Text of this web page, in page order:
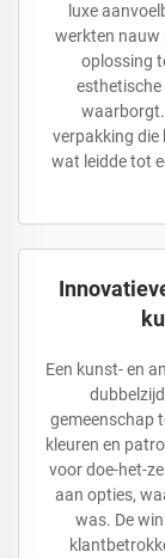
luxe
werkten nauw
oplossing
esthetische
verpakking die
wat leidde tot
Een kunst- en
gemeenschap
kleuren en
voor doe-het-
aan opties,
was. De